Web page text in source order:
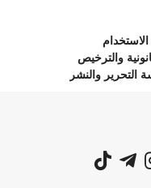
والترخيص
التحرير والنشر